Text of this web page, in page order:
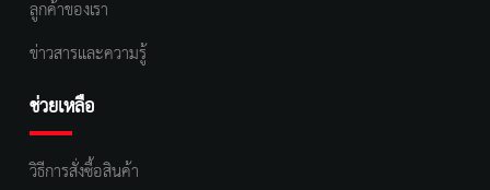
ลูกค้าของเรา
ข่าวสารและความรู้
ช่วยเหลือ
วิธีการสั่งซื้อสินค้า